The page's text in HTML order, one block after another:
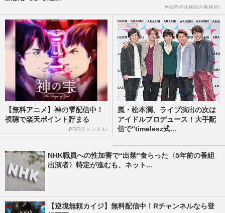
PR(渋谷法務総合事務所)
【無料アニメ】神の雫配信中！
視聴で楽天ポイント貯まる
PR(Rチャンネル)
嵐・松本潤、ライブ演出の次は
アイドルプロデュース！大手配
信で“timelesz式...
NHK職員への性加害で“出禁”食らった〈5年前の番組
出演者〉特定が進むも、ネット...
【逆境無頼カイジ】無料配信中！Rチャンネルなら登